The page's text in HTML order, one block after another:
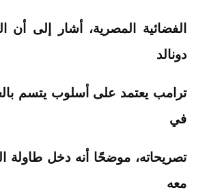
الفضائية المصرية، أشار إلى أن
دونالد
ترامب يعتمد على أسلوب يتسم
في
تصريحاته، موضحًا أنه دخل طاولة
معه